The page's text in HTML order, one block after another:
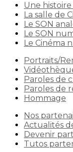
Une
La salle de
Le SON
Le SON
Le Cinéma
Portraits/
Paroles de
Paroles de
Hommage
Nos
Actualités
Devenir
Tutos